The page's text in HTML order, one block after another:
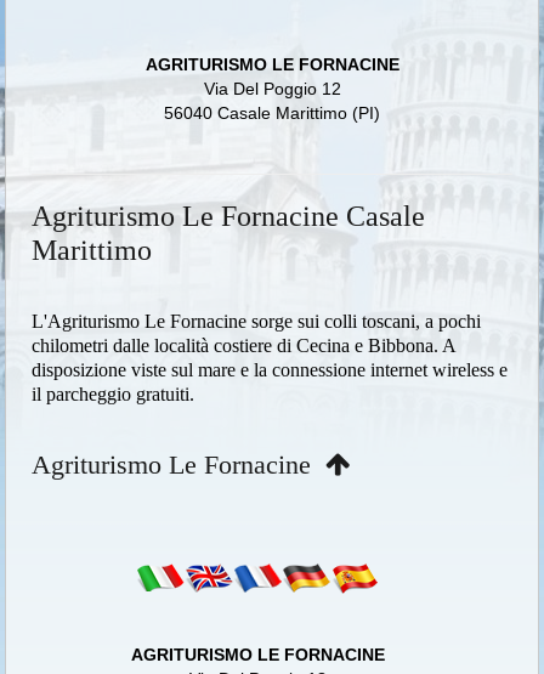
AGRITURISMO LE FORNACINE
Via Del Poggio 12
56040 Casale Marittimo (PI)
Agriturismo Le Fornacine Casale
Marittimo
L'Agriturismo Le Fornacine sorge sui colli toscani, a pochi
chilometri dalle località costiere di Cecina e Bibbona. A
disposizione viste sul mare e la connessione internet wireless e
il parcheggio gratuiti.
Agriturismo Le Fornacine
AGRITURISMO LE FORNACINE